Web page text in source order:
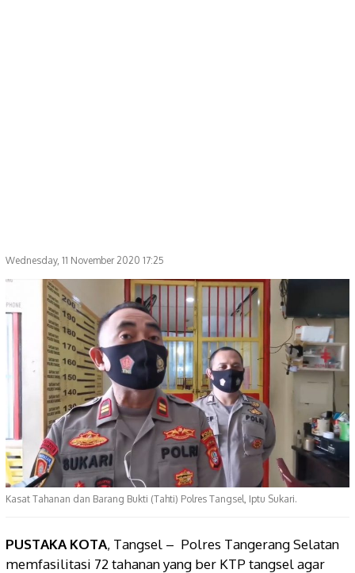
Wednesday, 11 November 2020 17:25
Kasat Tahanan dan Barang Bukti (Tahti) Polres Tangsel, Iptu Sukari.
PUSTAKA KOTA, Tangsel – Polres Tangerang Selatan
memfasilitasi 72 tahanan yang ber KTP tangsel agar